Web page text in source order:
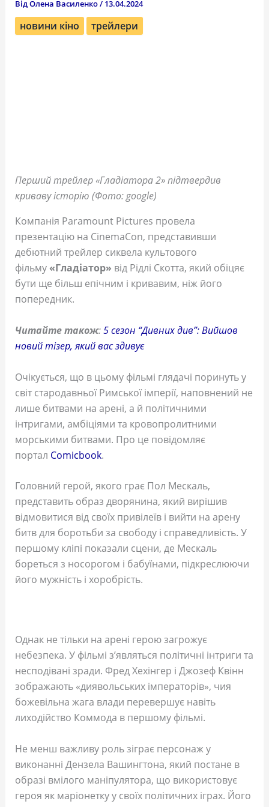
ВідОлена Василенко/ 13.04.2024
новини кіно трейлери
Перший трейлер «Гладіатора 2» підтвердив
криваву історію (Фото: google)
Компанія Paramount Pictures провела
презентацію на CinemaCon, представивши
дебютний трейлер сиквела культового
фільму«Гладіатор» від Рідлі Скотта, який обіцяє
бути ще більш епічним і кривавим, ніж його
попередник.
Читайте також:5 сезон “Дивних див”: Вийшов
новий тізер, який вас здивує
Очікується, що в цьому фільмі глядачі поринуть у
світ стародавньої Римської імперії, наповнений не
лише битвами на арені, а й політичними
інтригами, амбіціями та кровопролитними
морськими битвами. Про це повідомляє
портал Comicbook.
Головний герой, якого грає Пол Мескаль,
представить образ дворянина, який вирішив
відмовитися від своїх привілеїв і вийти на арену
битв для боротьби за свободу і справедливість. У
першому кліпі показали сцени, де Мескаль
бореться з носорогом і бабуїнами, підкреслюючи
його мужність і хоробрість.
Однак не тільки на арені герою загрожує
небезпека. У фільмі з’являться політичні інтриги та
несподівані зради. Фред Хехінгер і Джозеф Квінн
зображають «диявольських імператорів», чия
божевільна жага влади перевершує навіть
лиходійство Коммода в першому фільмі.
Не менш важливу роль зіграє персонаж у
виконанні Дензела Вашингтона, який постане в
образі вмілого маніпулятора, що використовує
героя як маріонетку у своїх політичних іграх. Його